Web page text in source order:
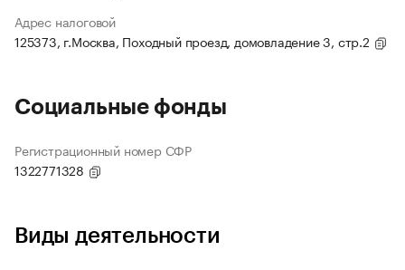
Адрес налоговой
125373, г.Москва, Походный проезд, домовладение 3, стр.2
Социальные фонды
Регистрационный номер СФР
1322771328
Виды деятельности